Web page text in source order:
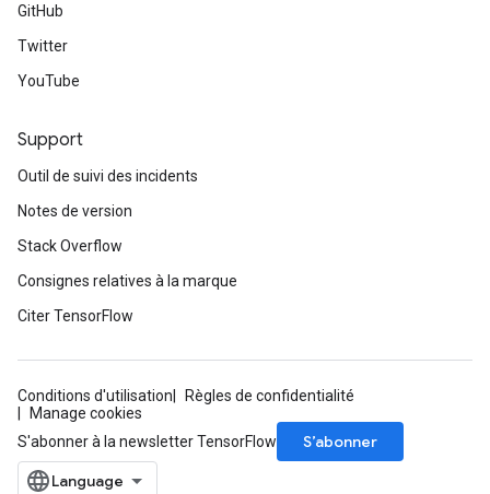
GitHub
Twitter
YouTube
Support
Outil de suivi des incidents
Notes de version
Stack Overflow
Consignes relatives à la marque
Citer TensorFlow
Conditions d'utilisation
Règles de confidentialité
Manage cookies
S'abonner à la newsletter TensorFlow
S’abonner